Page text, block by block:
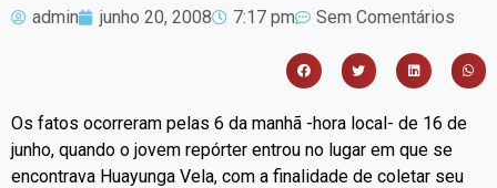
admin junho 20, 2008 7:17 pm Sem Comentários
Os fatos ocorreram pelas 6 da manhã -hora local- de 16 de
junho, quando o jovem repórter entrou no lugar em que se
encontrava Huayunga Vela, com a finalidade de coletar seu